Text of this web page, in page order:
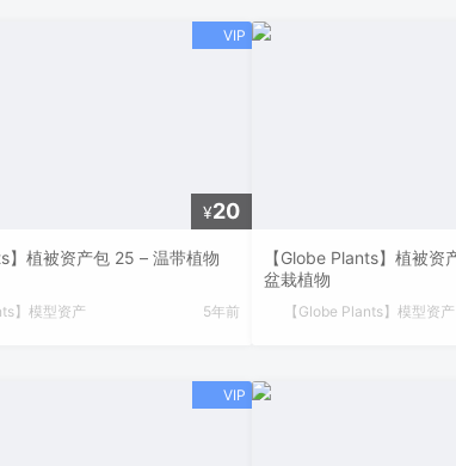
¥20
】植被资产包 25 – 温带植物
】模型资产 5年前
【Globe Plants】植被资
盆栽植物
【Globe Plants】模型资产